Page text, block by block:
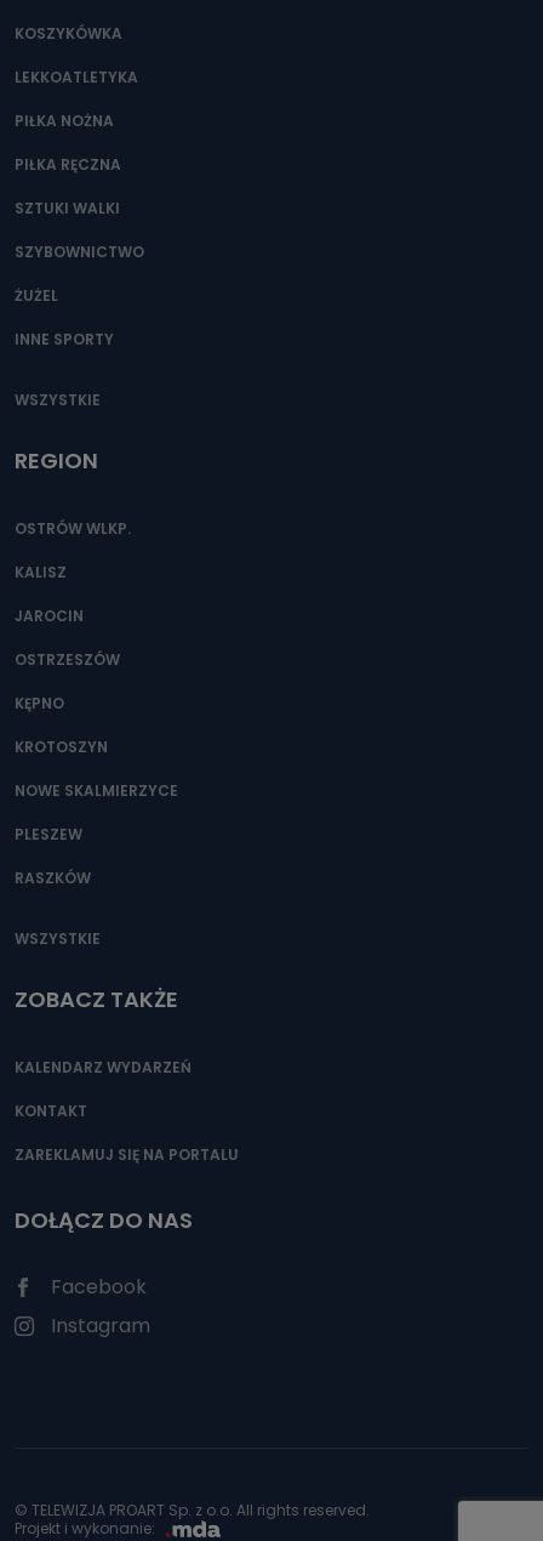
KOSZYKÓWKA
LEKKOATLETYKA
PIŁKA NOŻNA
PIŁKA RĘCZNA
SZTUKI WALKI
SZYBOWNICTWO
ŻUŻEL
INNE SPORTY
WSZYSTKIE
REGION
OSTRÓW WLKP.
KALISZ
JAROCIN
OSTRZESZÓW
KĘPNO
KROTOSZYN
NOWE SKALMIERZYCE
PLESZEW
RASZKÓW
WSZYSTKIE
ZOBACZ TAKŻE
KALENDARZ WYDARZEŃ
KONTAKT
ZAREKLAMUJ SIĘ NA PORTALU
DOŁĄCZ DO NAS
Facebook
Instagram
© TELEWIZJA PROART Sp. z o.o. All rights reserved.
Projekt i wykonanie: